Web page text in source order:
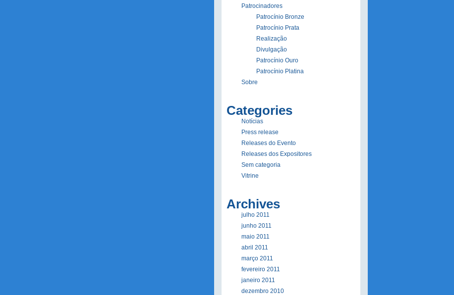
Patrocinadores
Patrocínio Bronze
Patrocínio Prata
Realização
Divulgação
Patrocínio Ouro
Patrocínio Platina
Sobre
Categories
Notí­cias
Press release
Releases do Evento
Releases dos Expositores
Sem categoria
Vitrine
Archives
julho 2011
junho 2011
maio 2011
abril 2011
março 2011
fevereiro 2011
janeiro 2011
dezembro 2010